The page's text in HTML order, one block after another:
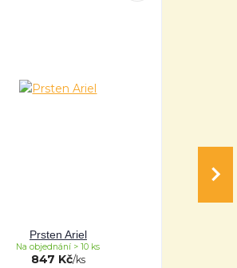
Prsten Ariel
847 Kč/ks
Na objednání > 10 ks